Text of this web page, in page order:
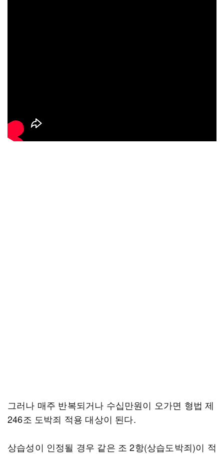
그러나 매주 반복되거나 수십만원이 오가면 형법 제
246조 도박죄 적용 대상이 된다.
상습성이 인정될 경우 같은 조 2항(상습도박죄)이 적